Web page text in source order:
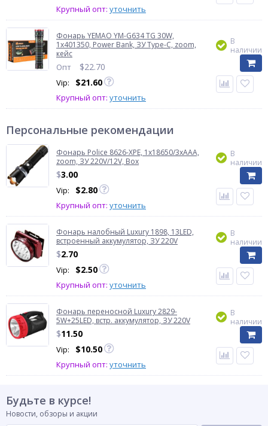
Крупный опт: уточнить
Фонарь YEMAO YM-G634 TG 30W,
1x401350, Power Bank, ЗУ Type-C, zoom,
кейс
Опт $22.70
Vip: $21.60
Крупный опт: уточнить
В
наличии
Персональные рекомендации
Фонарь Police 8626-XPE, 1х18650/3xAAA,
zoom, ЗУ 220V/12V, Box
$3.00
Vip: $2.80
Крупный опт: уточнить
В
наличии
Фонарь налобный Luxury 1898, 13LED,
встроенный аккумулятор, ЗУ 220V
$2.70
Vip: $2.50
Крупный опт: уточнить
В
наличии
Фонарь переносной Luxury 2829-
5W+25LED, встр. аккумулятор, ЗУ 220V
$11.50
Vip: $10.50
Крупный опт: уточнить
В
наличии
Будьте в курсе!
Новости, обзоры и акции